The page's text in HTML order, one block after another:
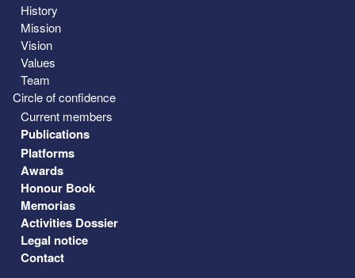
History
Mission
Vision
Values
Team
Circle of confidence
Current members
Publications
Platforms
Awards
Honour Book
Memorias
Activities Dossier
Legal notice
Contact